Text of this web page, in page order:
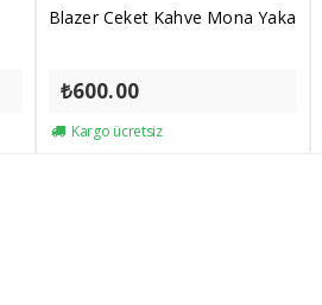
Blazer Ceket Kahve Mona Yaka
₺600.00
Kargo ücretsiz